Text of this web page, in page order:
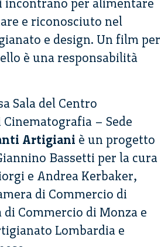
incontrano per alimentare
e riconosciuto nel
e design. Un film per
è una responsabilità
Sala del Centro
– Sede
Artigiani è un progetto
Bassetti per la cura
e Andrea Kerbaker,
di Commercio di
di Commercio di Monza e
Lombardia e